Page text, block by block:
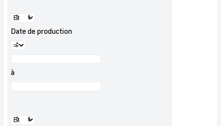
Date de production
à